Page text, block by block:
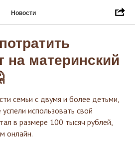
Новости
на материнский
семьи с двумя и более детьми,
использовать свой
в размере 100 тысяч рублей,
онлайн.